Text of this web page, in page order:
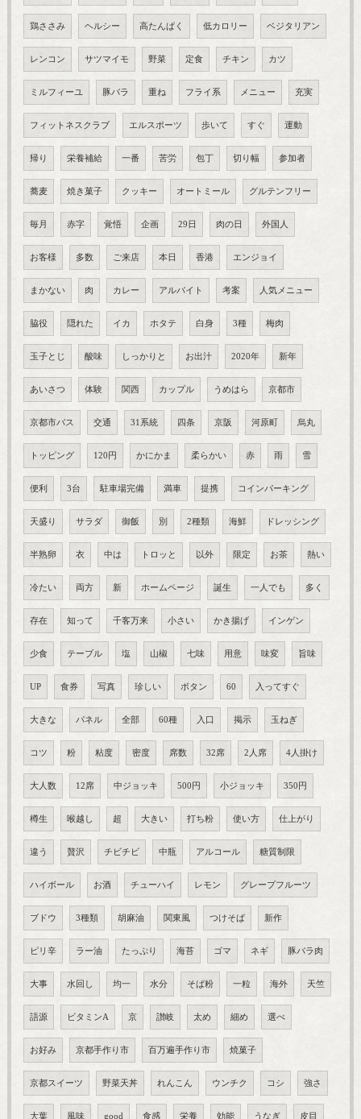
鶏ささみ ヘルシー 高たんぱく 低カロリー ベジタリアン
レンコン サツマイモ 野菜 定食 チキン カツ
ミルフィーユ 豚バラ 重ね フライ系 メニュー 充実
フィットネスクラブ エルスポーツ 歩いて すぐ 運動
帰り 栄養補給 一番 苦労 包丁 切り幅 参加者
蕎麦 焼き菓子 クッキー オートミール グルテンフリー
毎月 赤字 覚悟 企画 29日 肉の日 外国人
お客様 多数 ご来店 本日 香港 エンジョイ
まかない 肉 カレー アルバイト 考案 人気メニュー
脇役 隠れた イカ ホタテ 白身 3種 梅肉
玉子とじ 酸味 しっかりと お出汁 2020年 新年
あいさつ 体験 関西 カップル うめはら 京都市
京都市バス 交通 31系統 四条 京阪 河原町 烏丸
トッピング 120円 かにかま 柔らかい 赤 雨 雪
便利 3台 駐車場完備 満車 提携 コインパーキング
天盛り サラダ 御飯 別 2種類 海鮮 ドレッシング
半熟卵 衣 中は トロッと 以外 限定 お茶 熱い
冷たい 両方 新 ホームページ 誕生 一人でも 多く
存在 知って 千客万来 小さい かき揚げ インゲン
少食 テーブル 塩 山椒 七味 用意 味変 旨味
UP 食券 写真 珍しい ボタン 60 入ってすぐ
大きな パネル 全部 60種 入口 掲示 玉ねぎ
コツ 粉 粘度 密度 席数 32席 2人席 4人掛け
大人数 12席 中ジョッキ 500円 小ジョッキ 350円
樽生 喉越し 超 大きい 打ち粉 使い方 仕上がり
違う 贅沢 チビチビ 中瓶 アルコール 糖質制限
ハイボール お酒 チューハイ レモン グレープフルーツ
ブドウ 3種類 胡麻油 関東風 つけそば 新作
ピリ辛 ラー油 たっぷり 海苔 ゴマ ネギ 豚バラ肉
大事 水回し 均一 水分 そば粉 一粒 海外 天竺
語源 ビタミンA 京 讃岐 太め 細め 選べ
お好み 京都手作り市 百万遍手作り市 焼菓子
京都スイーツ 野菜天丼 れんこん ウンチク コシ 強さ
大葉 風味 good 食感 栄養 効能 うなぎ 皮目